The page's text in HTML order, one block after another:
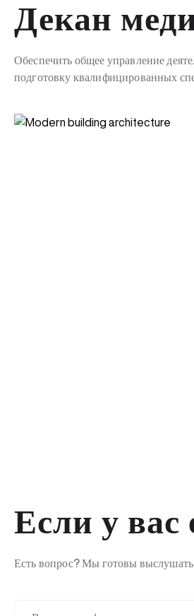
Декан
Обеспечить общее управление
подготовку квалифицированных
Если у вас
Есть вопрос? Мы готовы выслушать.